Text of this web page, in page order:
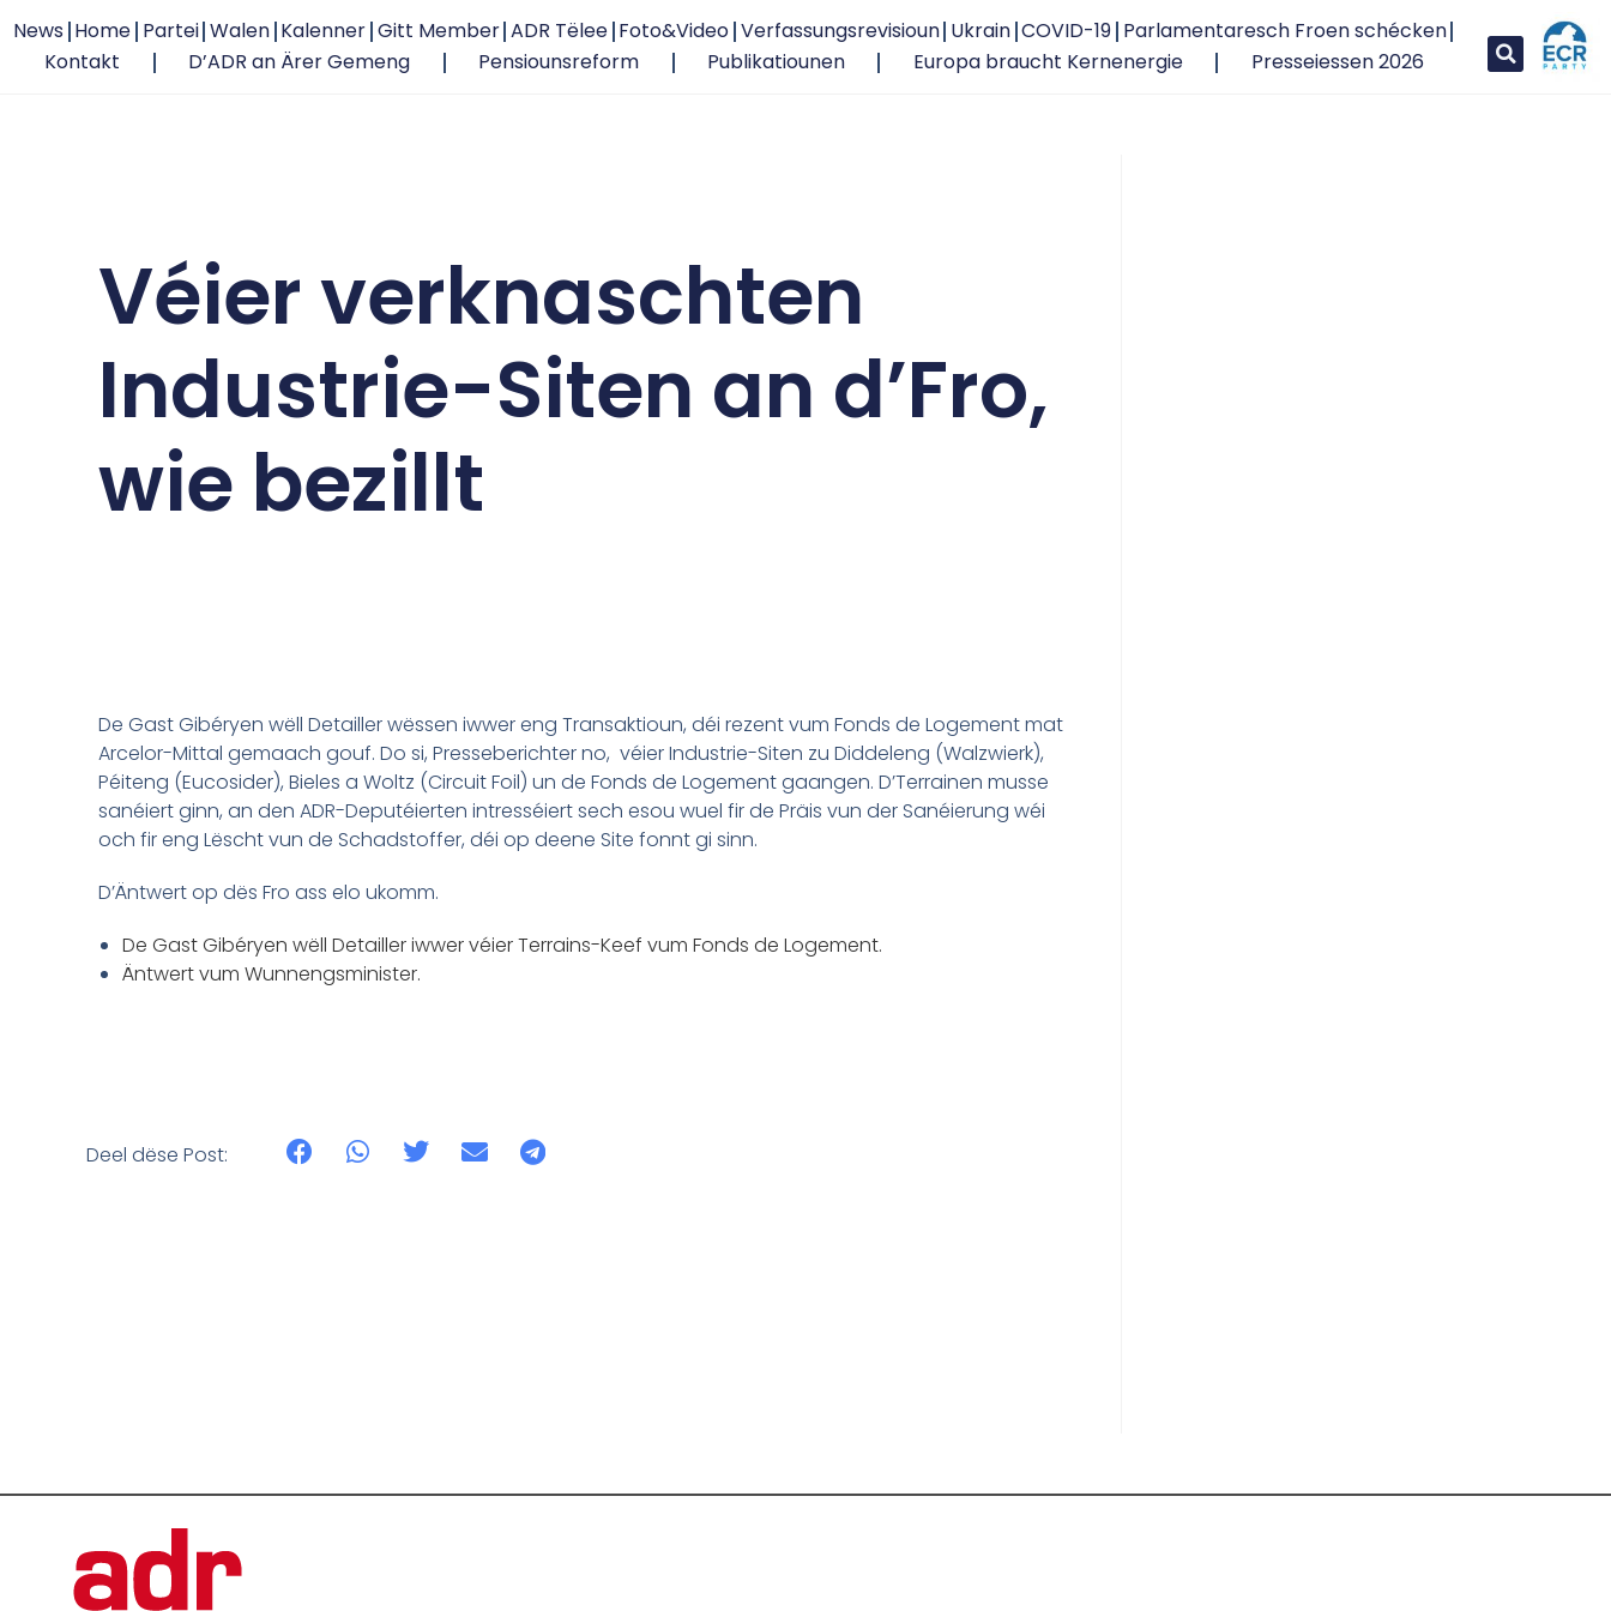
News Home Partei Walen Kalenner Gitt Member ADR Tëlee Foto&Video Verfassungsrevisioun Ukrain COVID-19 Parlamentaresch Froen schécken
Kontakt
D’ADR an Ärer Gemeng Pensiounsreform Publikatiounen Europa braucht Kernenergie Presseiessen 2026
Véier verknaschten
Industrie-Siten an d’Fro,
wie bezillt
De Gast Gibéryen wëll Detailler wëssen iwwer eng Transaktioun, déi rezent vum Fonds de Logement mat
Arcelor-Mittal gemaach gouf. Do si, Presseberichter no, véier Industrie-Siten zu Diddeleng (Walzwierk),
Péiteng (Eucosider), Bieles a Woltz (Circuit Foil) un de Fonds de Logement gaangen. D’Terrainen musse
sanéiert ginn, an den ADR-Deputéierten intresséiert sech esou wuel fir de Präis vun der Sanéierung wéi
och fir eng Lëscht vun de Schadstoffer, déi op deene Site fonnt gi sinn.
D’Äntwert op dës Fro ass elo ukomm.
De Gast Gibéryen wëll Detailler iwwer véier Terrains-Keef vum Fonds de Logement.
Äntwert vum Wunnengsminister.
Deel dëse Post: